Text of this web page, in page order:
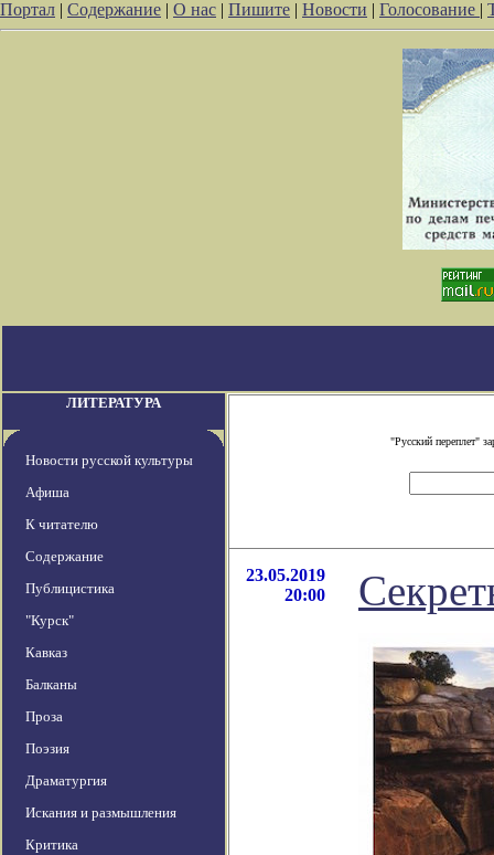
Портал | Содержание | О нас | Пишите | Новости | Голосование |
ЛИТЕРАТУРА
Новости русской культуры
Афиша
К читателю
Содержание
Публицистика
"Курск"
Кавказ
Балканы
Проза
Поэзия
Драматургия
Искания и размышления
Критика
"Русский переплет"
23.05.2019
20:00